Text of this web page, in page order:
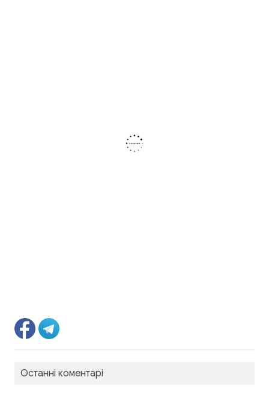
Останні коментарі